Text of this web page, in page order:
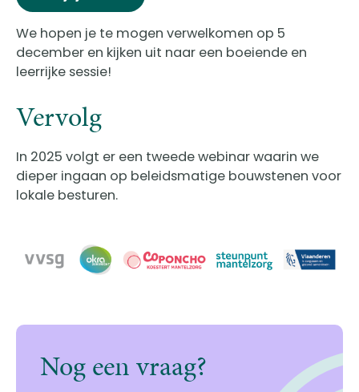
We hopen je te mogen verwelkomen op 5
december en kijken uit naar een boeiende en
leerrijke sessie!
Vervolg
In 2025 volgt er een tweede webinar waarin we
dieper ingaan op beleidsmatige bouwstenen voor
lokale besturen.
Nog een vraag?